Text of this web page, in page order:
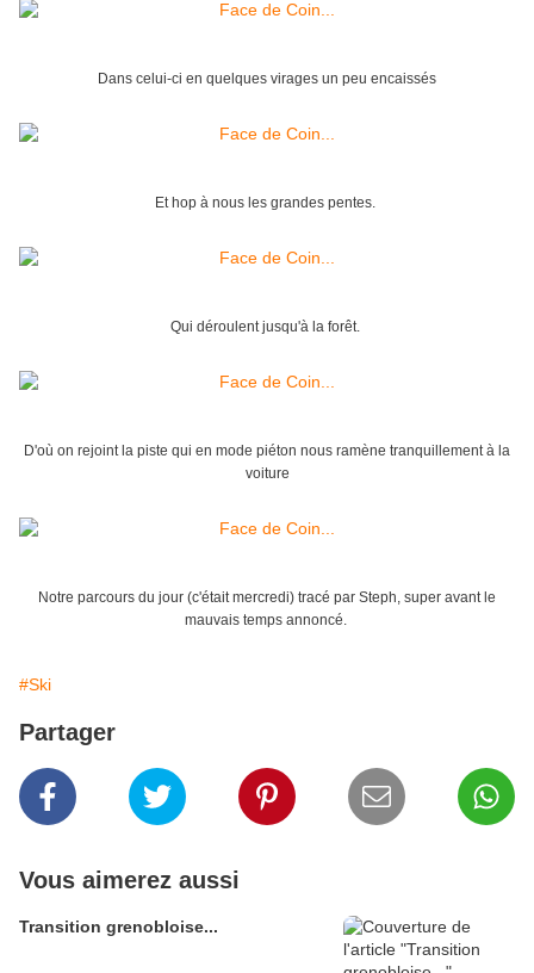
Dans celui-ci en quelques virages un peu encaissés
Et hop à nous les grandes pentes.
Qui déroulent jusqu'à la forêt.
D'où on rejoint la piste qui en mode piéton nous ramène tranquillement à la
voiture
Notre parcours du jour (c'était mercredi) tracé par Steph, super avant le
mauvais temps annoncé.
#Ski
Partager
Vous aimerez aussi
Transition grenobloise...